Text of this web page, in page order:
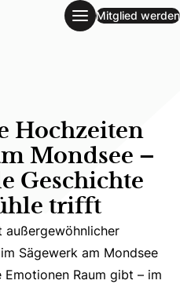
Sägewerk am Mondsee –
Mitglied werden
Hochzeiten
Mondsee –
Geschichte
trifft
außergewöhnlicher
außergewöhnlicher
Sägewerk am Mondsee
Raum gibt – im